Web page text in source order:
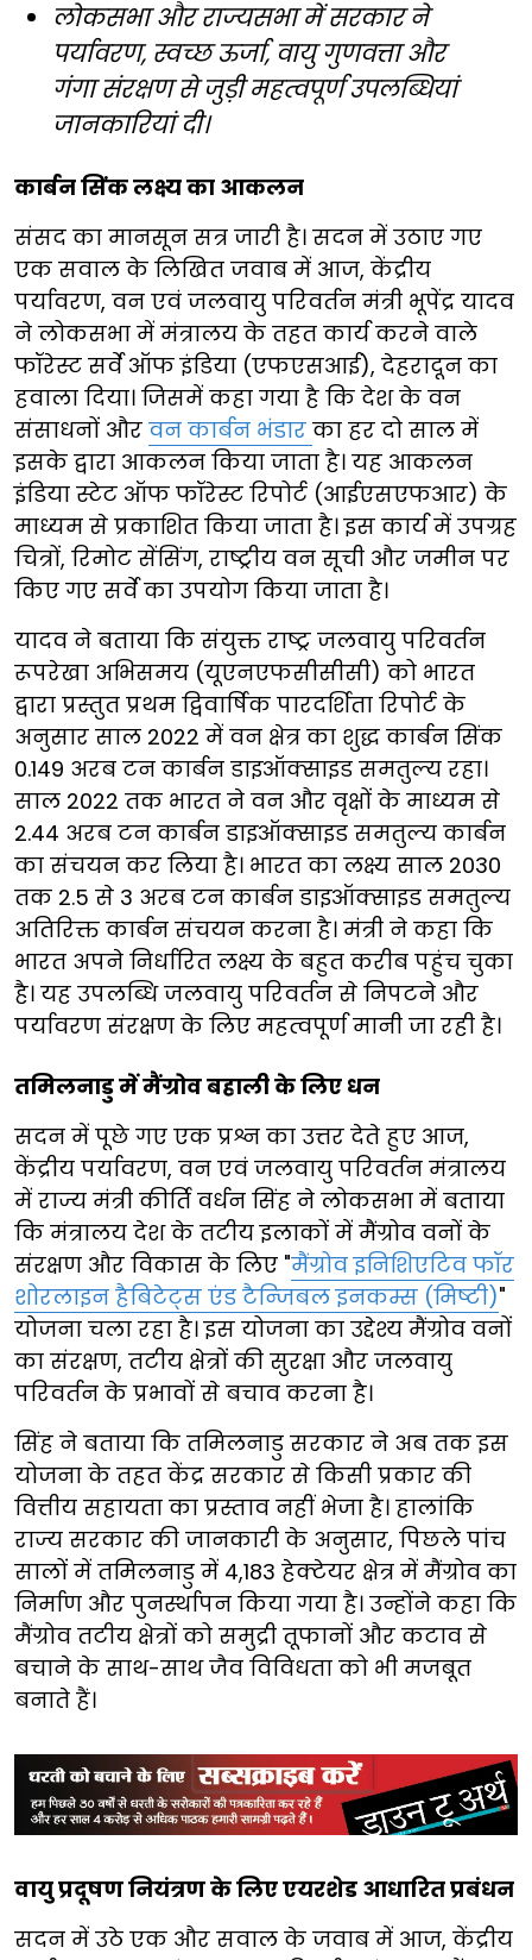
लोकसभा और राज्यसभा में सरकार ने
पर्यावरण, स्वच्छ ऊर्जा, वायु गुणवत्ता और
गंगा संरक्षण से जुड़ी महत्वपूर्ण उपलब्धियां
जानकारियां दी।
कार्बन सिंक लक्ष्य का आकलन
संसद का मानसून सत्र जारी है। सदन में उठाए गए
एक सवाल के लिखित जवाब में आज, केंद्रीय
पर्यावरण, वन एवं जलवायु परिवर्तन मंत्री भूपेंद्र यादव
ने लोकसभा में मंत्रालय के तहत कार्य करने वाले
फॉरेस्ट सर्वे ऑफ इंडिया (एफएसआई), देहरादून का
हवाला दिया। जिसमें कहा गया है कि देश के वन
संसाधनों और वन कार्बन भंडार का हर दो साल में
इसके द्वारा आकलन किया जाता है। यह आकलन
इंडिया स्टेट ऑफ फॉरेस्ट रिपोर्ट (आईएसएफआर) के
माध्यम से प्रकाशित किया जाता है। इस कार्य में उपग्रह
चित्रों, रिमोट सेंसिंग, राष्ट्रीय वन सूची और जमीन पर
किए गए सर्वे का उपयोग किया जाता है।
यादव ने बताया कि संयुक्त राष्ट्र जलवायु परिवर्तन
रूपरेखा अभिसमय (यूएनएफसीसीसी) को भारत
द्वारा प्रस्तुत प्रथम द्विवार्षिक पारदर्शिता रिपोर्ट के
अनुसार साल 2022 में वन क्षेत्र का शुद्ध कार्बन सिंक
0.149 अरब टन कार्बन डाइऑक्साइड समतुल्य रहा।
साल 2022 तक भारत ने वन और वृक्षों के माध्यम से
2.44 अरब टन कार्बन डाइऑक्साइड समतुल्य कार्बन
का संचयन कर लिया है। भारत का लक्ष्य साल 2030
तक 2.5 से 3 अरब टन कार्बन डाइऑक्साइड समतुल्य
अतिरिक्त कार्बन संचयन करना है। मंत्री ने कहा कि
भारत अपने निर्धारित लक्ष्य के बहुत करीब पहुंच चुका
है। यह उपलब्धि जलवायु परिवर्तन से निपटने और
पर्यावरण संरक्षण के लिए महत्वपूर्ण मानी जा रही है।
तमिलनाडु में मैंग्रोव बहाली के लिए धन
सदन में पूछे गए एक प्रश्न का उत्तर देते हुए आज,
केंद्रीय पर्यावरण, वन एवं जलवायु परिवर्तन मंत्रालय
में राज्य मंत्री कीर्ति वर्धन सिंह ने लोकसभा में बताया
कि मंत्रालय देश के तटीय इलाकों में मैंग्रोव वनों के
संरक्षण और विकास के लिए "मैंग्रोव इनिशिएटिव फॉर
शोरलाइन हैबिटेट्स एंड टैन्जिबल इनकम्स (मिष्टी)"
योजना चला रहा है। इस योजना का उद्देश्य मैंग्रोव वनों
का संरक्षण, तटीय क्षेत्रों की सुरक्षा और जलवायु
परिवर्तन के प्रभावों से बचाव करना है।
सिंह ने बताया कि तमिलनाडु सरकार ने अब तक इस
योजना के तहत केंद्र सरकार से किसी प्रकार की
वित्तीय सहायता का प्रस्ताव नहीं भेजा है। हालांकि
राज्य सरकार की जानकारी के अनुसार, पिछले पांच
सालों में तमिलनाडु में 4,183 हेक्टेयर क्षेत्र में मैंग्रोव का
निर्माण और पुनर्स्थापन किया गया है। उन्होंने कहा कि
मैंग्रोव तटीय क्षेत्रों को समुद्री तूफानों और कटाव से
बचाने के साथ-साथ जैव विविधता को भी मजबूत
बनाते हैं।
वायु प्रदूषण नियंत्रण के लिए एयरशेड आधारित प्रबंधन
सदन में उठे एक और सवाल के जवाब में आज, केंद्रीय